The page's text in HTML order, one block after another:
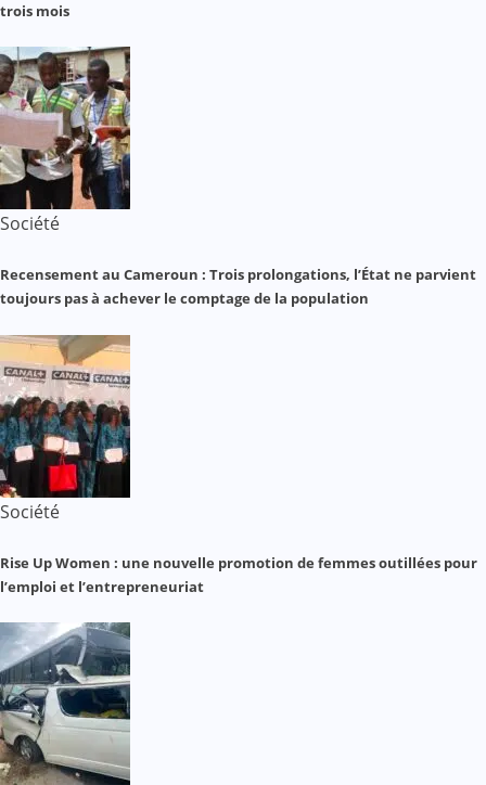
trois mois
Société
Recensement au Cameroun : Trois prolongations, l’État ne parvient
toujours pas à achever le comptage de la population
Société
Rise Up Women : une nouvelle promotion de femmes outillées pour
l’emploi et l’entrepreneuriat